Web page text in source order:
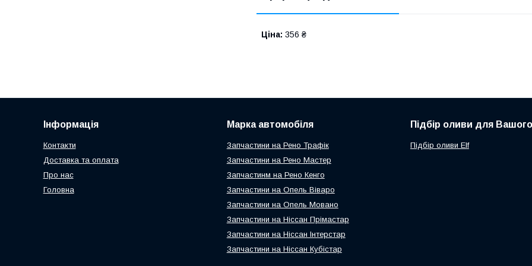
Ціна: 356 ₴
Інформація
Контакти
Доставка та оплата
Про нас
Головна
Марка автомобіля
Запчастини на Рено Трафік
Запчастини на Рено Мастер
Запчастинм на Рено Кенго
Запчастини на Опель Віваро
Запчастини на Опель Мовано
Запчастини на Ніссан Прімастар
Запчастини на Ніссан Інтерстар
Запчастини на Ніссан Кубістар
Підбір оливи для
Підбір оливи Elf